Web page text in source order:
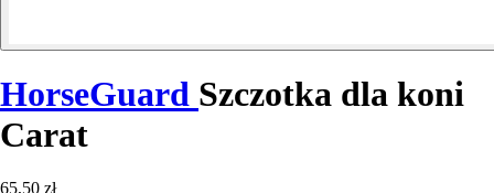
HorseGuard Szczotka dla koni
Carat
65,50 zł